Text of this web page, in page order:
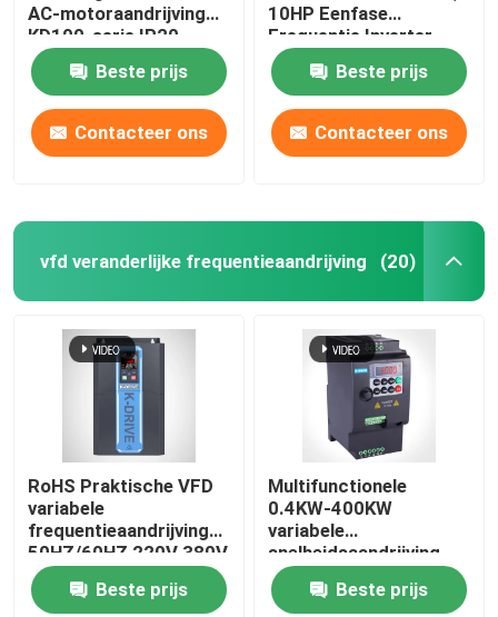
AC-motoraandrijving
KD100-serie IP20
Beste prijs
Contacteer ons
10HP Eenfase
Frequentie Inverter
Beste prijs
Contacteer ons
vfd veranderlijke frequentieaandrijving (20)
RoHS Praktische VFD
variabele
frequentieaandrijving
50HZ/60HZ 220V 380V
480V
Beste prijs
Multifunctionele
0.4KW-400KW
variabele
snelheidsaandrijving,
stabiele VFD voor 3-
fasenmotorBeste prijs